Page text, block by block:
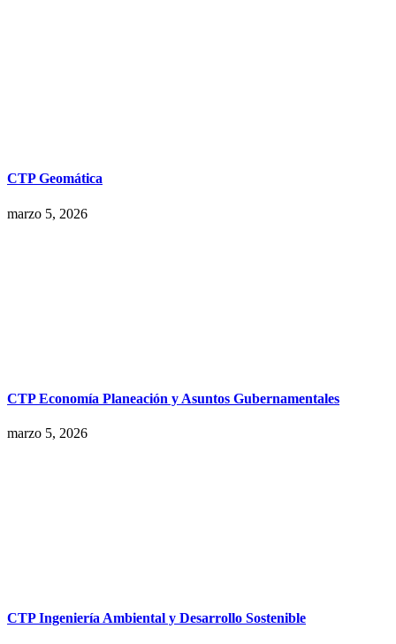
CTP Geomática
marzo 5, 2026
CTP Economía Planeación y Asuntos Gubernamentales
marzo 5, 2026
CTP Ingeniería Ambiental y Desarrollo Sostenible